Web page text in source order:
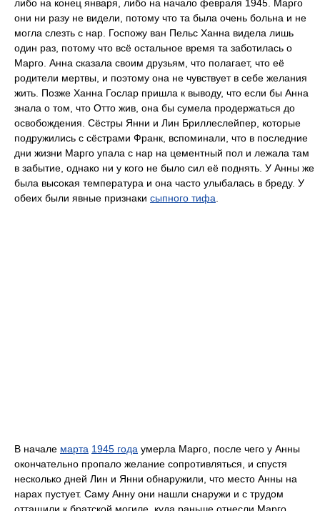
либо на конец января, либо на начало февраля 1945. Марго
они ни разу не видели, потому что та была очень больна и не
могла слезть с нар. Госпожу ван Пельс Ханна видела лишь
один раз, потому что всё остальное время та заботилась о
Марго. Анна сказала своим друзьям, что полагает, что её
родители мертвы, и поэтому она не чувствует в себе желания
жить. Позже Ханна Гослар пришла к выводу, что если бы Анна
знала о том, что Отто жив, она бы сумела продержаться до
освобождения. Сёстры Янни и Лин Бриллеслейпер, которые
подружились с сёстрами Франк, вспоминали, что в последние
дни жизни Марго упала с нар на цементный пол и лежала там
в забытие, однако ни у кого не было сил её поднять. У Анны же
была высокая температура и она часто улыбалась в бреду. У
обеих были явные признаки сыпного тифа.
В начале марта 1945 года умерла Марго, после чего у Анны
окончательно пропало желание сопротивляться, и спустя
несколько дней Лин и Янни обнаружили, что место Анны на
нарах пустует. Саму Анну они нашли снаружи и с трудом